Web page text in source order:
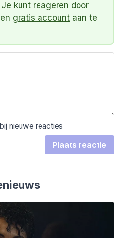
kunt reageren door
gratis account aan te
nieuwe reacties
Plaats reactie